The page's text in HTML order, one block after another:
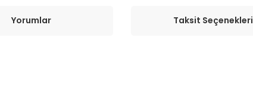
Yorumlar Taksit Seçenekleri